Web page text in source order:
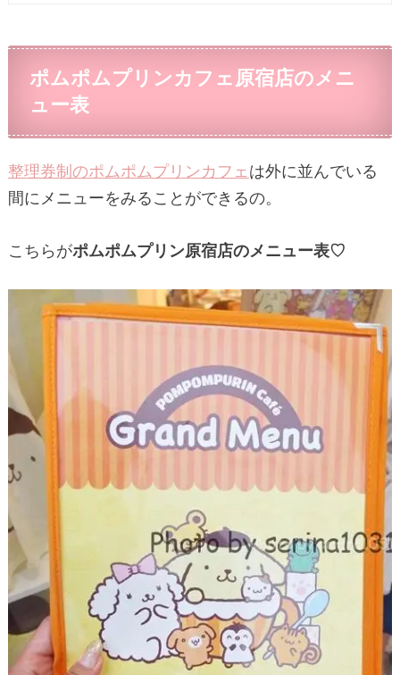
ポムポムプリンカフェ原宿店のメニ
ュー表
整理券制のポムポムプリンカフェは外に並んでいる
間にメニューをみることができるの。
こちらがポムポムプリン原宿店のメニュー表♡